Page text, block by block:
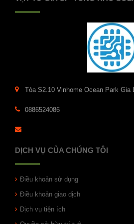
Tòa S2.10 Vinhome Ocean Park Gia
0886524086
DỊCH VỤ CỦA CHÚNG TÔI
Điều khoản sử dụng
Điều khoản giao dịch
Dịch vụ tiện ích